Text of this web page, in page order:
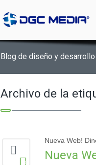
Blog de diseño y
Archivo de la
0
Nueva Web!
Nueva